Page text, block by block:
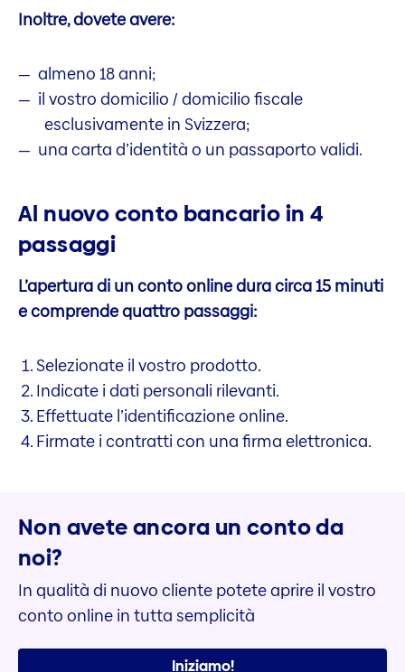
Inoltre, dovete avere:
almeno 18 anni;
il vostro domicilio / domicilio fiscale
esclusivamente in Svizzera;
una carta d’identità o un passaporto validi.
Al nuovo conto bancario in 4
passaggi
L’apertura di un conto online dura circa 15 minuti
e comprende quattro passaggi:
Selezionate il vostro prodotto.
Indicate i dati personali rilevanti.
Effettuate l’identificazione online.
Firmate i contratti con una firma elettronica.
Non avete ancora un conto da
noi?
In qualità di nuovo cliente potete aprire il vostro
conto online in tutta semplicità
Iniziamo!